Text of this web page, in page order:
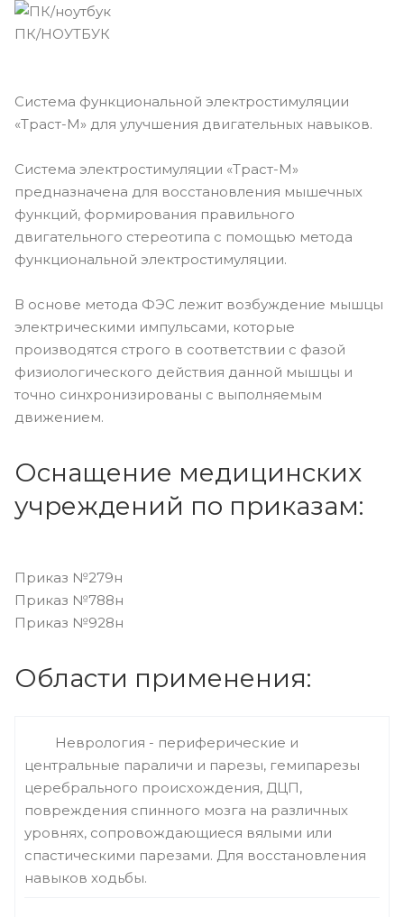
ПК/НОУТБУК
Система функциональной электростимуляции
«Траст-М» для улучшения двигательных навыков.
Система электростимуляции «Траст-М»
предназначена для восстановления мышечных
функций, формирования правильного
двигательного стереотипа с помощью метода
функциональной электростимуляции.
В основе метода ФЭС лежит возбуждение мышцы
электрическими импульсами, которые
производятся строго в соответствии с фазой
физиологического действия данной мышцы и
точно синхронизированы с выполняемым
движением.
Оснащение медицинских
учреждений по приказам:
Приказ №279н
Приказ №788н
Приказ №928н
Области применения:
Неврология - периферические и
центральные параличи и парезы, гемипарезы
церебрального происхождения, ДЦП,
повреждения спинного мозга на различных
уровнях, сопровождающиеся вялыми или
спастическими парезами. Для восстановления
навыков ходьбы.